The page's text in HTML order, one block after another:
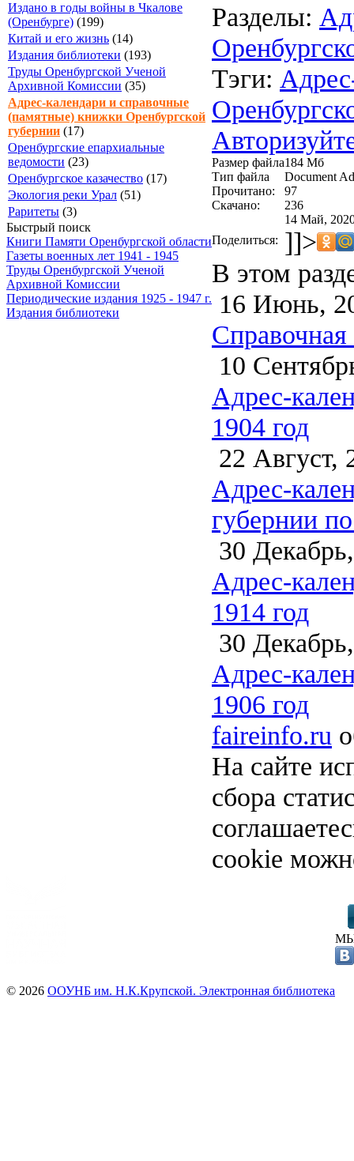
Издано в годы войны в Чкалове
(Оренбурге) (199)
Китай и его жизнь (14)
Издания библиотеки (193)
Труды Оренбургской Ученой
Архивной Комиссии (35)
Адрес-календари и справочные
(памятные) книжки Оренбургской
губернии (17)
Оренбургские епархиальные
ведомости (23)
Оренбургское казачество (17)
Экология реки Урал (51)
Раритеты (3)
Быстрый поиск
Книги Памяти Оренбургской области
Газеты военных лет 1941 - 1945
Труды Оренбургской Ученой
Архивной Комиссии
Периодические издания 1925 - 1947 г.
Издания библиотеки
Разделы:
Тэги:
Размер файла184 Мб
Тип файла
Document
Прочитано:
97
Скачано:
236
14 Май,
Поделиться: ]]>
В этом
16 Июнь,
10
Адрес-
1904 год
22 Август,
Адрес-
губернии
30
Адрес-
1914 год
30
Адрес-
1906 год
faireinfo.ru
На сайте
сбора
cookie
© 2026 ООУНБ им. Н.К.Крупской. Электронная библиотека